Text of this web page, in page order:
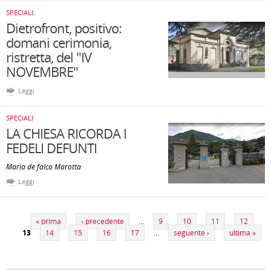
SPECIALI
Dietrofront, positivo:
domani cerimonia,
ristretta, del "IV
NOVEMBRE"
Leggi
SPECIALI
LA CHIESA RICORDA I
FEDELI DEFUNTI
Maria de falco Marotta
Leggi
« prima ‹ precedente … 9 10 11
12
13
14 15 16 17 … seguente › ultima »